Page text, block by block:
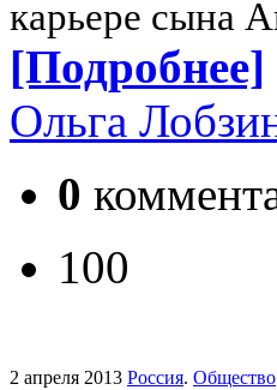
карьере сына
[Подробнее]
Ольга
0
100
2 апреля 2013 Россия. Общество